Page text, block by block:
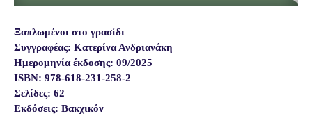
Ξαπλωμένοι στο γρασίδι
Συγγραφέας: Κατερίνα Ανδριανάκη
Ημερομηνία έκδοσης: 09/2025
ISBN: 978-618-231-258-2
Σελίδες: 62
Εκδόσεις: Βακχικόν